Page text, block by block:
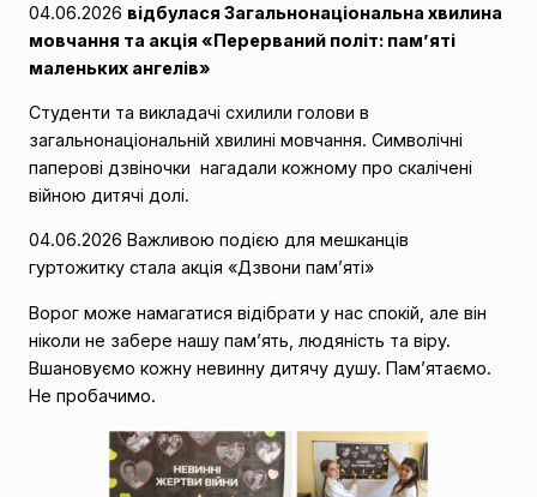
04.06.2026 відбулася Загальнонаціональна хвилина
мовчання та акція «Перерваний політ: пам’яті
маленьких ангелів»
Студенти та викладачі схилили голови в
загальнонаціональній хвилині мовчання. Символічні
паперові дзвіночки нагадали кожному про скалічені
війною дитячі долі.
04.06.2026 Важливою подією для мешканців
гуртожитку стала акція «Дзвони пам’яті»
Ворог може намагатися відібрати у нас спокій, але він
ніколи не забере нашу пам’ять, людяність та віру.
Вшановуємо кожну невинну дитячу душу. Пам’ятаємо.
Не пробачимо.